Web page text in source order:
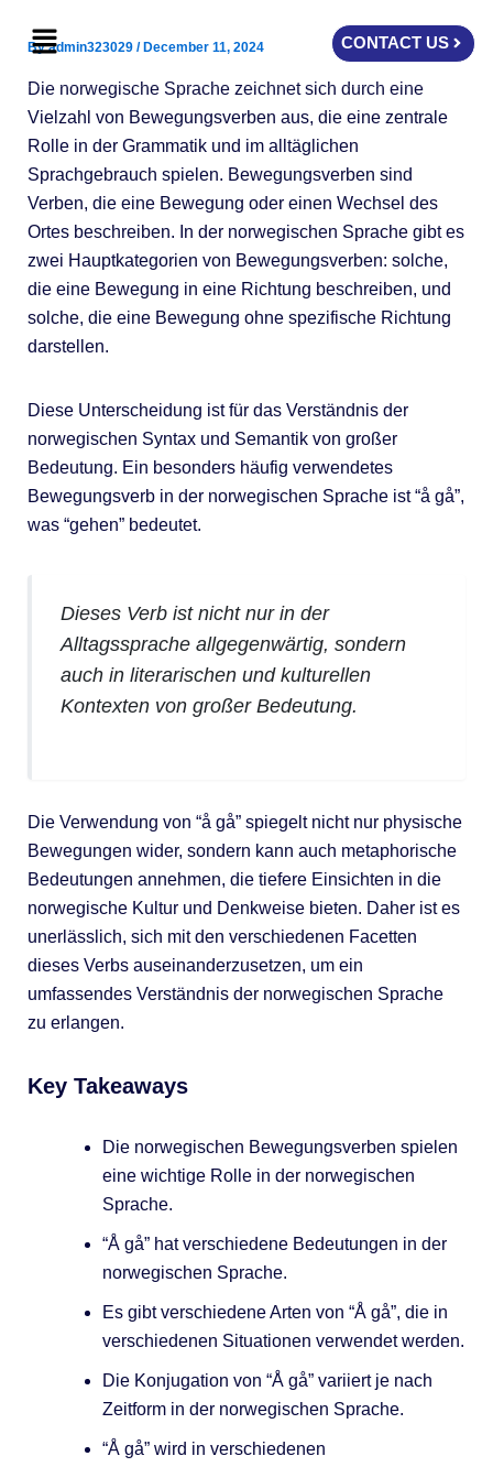
Menu CONTACT US
Byadmin323029 /December 11, 2024
Die norwegische Sprache zeichnet sich durch eine
Vielzahl von Bewegungsverben aus, die eine zentrale
Rolle in der Grammatik und im alltäglichen
Sprachgebrauch spielen. Bewegungsverben sind
Verben, die eine Bewegung oder einen Wechsel des
Ortes beschreiben. In der norwegischen Sprache gibt es
zwei Hauptkategorien von Bewegungsverben: solche,
die eine Bewegung in eine Richtung beschreiben, und
solche, die eine Bewegung ohne spezifische Richtung
darstellen.
Diese Unterscheidung ist für das Verständnis der
norwegischen Syntax und Semantik von großer
Bedeutung. Ein besonders häufig verwendetes
Bewegungsverb in der norwegischen Sprache ist “å gå”,
was “gehen” bedeutet.
Dieses Verb ist nicht nur in der
Alltagssprache allgegenwärtig, sondern
auch in literarischen und kulturellen
Kontexten von großer Bedeutung.
Die Verwendung von “å gå” spiegelt nicht nur physische
Bewegungen wider, sondern kann auch metaphorische
Bedeutungen annehmen, die tiefere Einsichten in die
norwegische Kultur und Denkweise bieten. Daher ist es
unerlässlich, sich mit den verschiedenen Facetten
dieses Verbs auseinanderzusetzen, um ein
umfassendes Verständnis der norwegischen Sprache
zu erlangen.
Key Takeaways
Die norwegischen Bewegungsverben spielen
eine wichtige Rolle in der norwegischen
Sprache.
“Å gå” hat verschiedene Bedeutungen in der
norwegischen Sprache.
Es gibt verschiedene Arten von “Å gå”, die in
verschiedenen Situationen verwendet werden.
Die Konjugation von “Å gå” variiert je nach
Zeitform in der norwegischen Sprache.
“Å gå” wird in verschiedenen